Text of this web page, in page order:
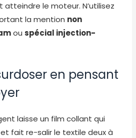
atteindre le moteur. N’utilisez
la mention non
ouspécial injection-
en pensant
laisse un film collant qui
fait re-salir le textile deux à